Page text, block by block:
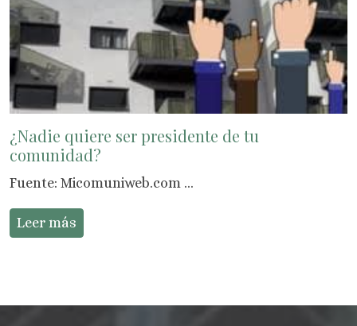
¿Nadie quiere ser presidente de tu
comunidad?
Fuente: Micomuniweb.com ...
Leer más